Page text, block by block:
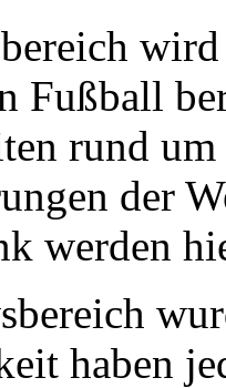
Fußball
rund
der
werden
haben